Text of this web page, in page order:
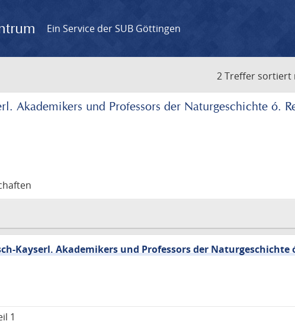
Ein Service der SUB Göttingen
2 Treffer sortiert
Akademikers und Professors der Naturgeschichte ó.
Kayserl. Akademikers und Professors der
1